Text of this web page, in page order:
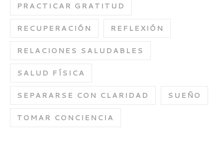
PRACTICAR GRATITUD
RECUPERACIÓN REFLEXIÓN
RELACIONES SALUDABLES
SALUD FÍSICA
SEPARARSE CON CLARIDAD SUEÑO
TOMAR CONCIENCIA